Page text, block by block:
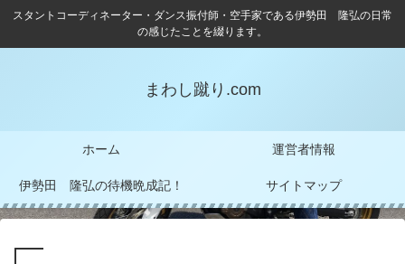
スタントコーディネーター・ダンス振付師・空手家である伊勢田 隆弘の日常
の感じたことを綴ります。
まわし蹴り.com
ホーム 運営者情報
伊勢田 隆弘の待機晩成記！ サイトマップ